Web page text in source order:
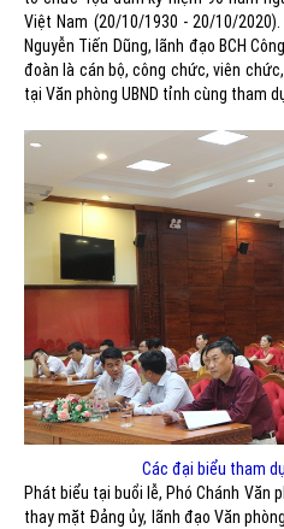
Việt Nam (20/10/1930 - 20/10/
Nguyễn Tiến Dũng, lãnh đạo BCH
đoàn là cán bộ, công chức, viên
tại Văn phòng UBND tỉnh cùng tham
Các đại biểu tham
Phát biểu tại buổi lễ, Phó Chánh Văn
thay mặt Đảng ủy, lãnh đạo Văn